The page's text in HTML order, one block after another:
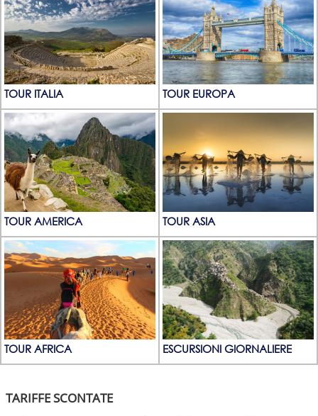
TOUR ITALIA TOUR EUROPA
TOUR AMERICA TOUR ASIA
TOUR AFRICA ESCURSIONI GIORNALIERE
TARIFFE SCONTATE